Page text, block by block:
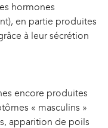
hormones
en partie produites
à leur sécrétion
encore produites
« masculins »
apparition de poils